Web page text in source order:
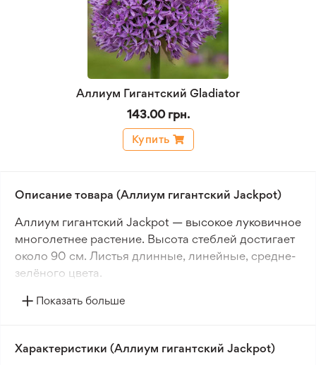
Аллиум Гигантский Gladiator
143.00 грн.
Купить
Описание товара (Аллиум гигантский Jackpot)
Аллиум гигантский Jackpot — высокое луковичное
многолетнее растение. Высота стеблей достигает
около 90 см. Листья длинные, линейные, средне-
зелёного цвета.
Цветение приходится на конец весны и начало
Показать больше
Характеристики (Аллиум гигантский Jackpot)